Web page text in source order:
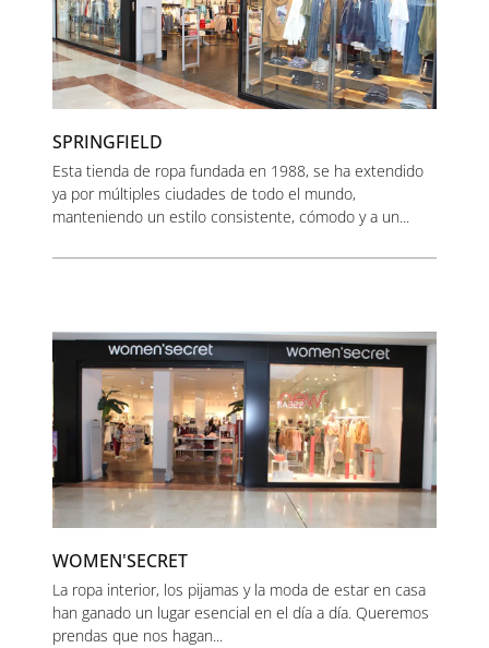
SPRINGFIELD
Esta tienda de ropa fundada en 1988, se ha extendido
ya por múltiples ciudades de todo el mundo,
manteniendo un estilo consistente, cómodo y a un...
WOMEN'SECRET
La ropa interior, los pijamas y la moda de estar en casa
han ganado un lugar esencial en el día a día. Queremos
prendas que nos hagan...